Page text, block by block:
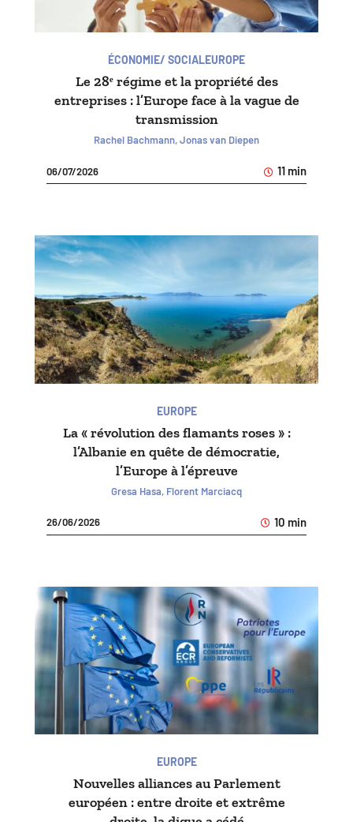
ÉCONOMIE/ SOCIALEUROPE
Le 28ᵉ régime et la propriété des
entreprises : l’Europe face à la vague de
transmission
Rachel Bachmann, Jonas van Diepen
06/07/2026 11 min
EUROPE
La « révolution des flamants roses » :
l’Albanie en quête de démocratie,
l’Europe à l’épreuve
Gresa Hasa, Florent Marciacq
26/06/2026 10 min
EUROPE
Nouvelles alliances au Parlement
européen : entre droite et extrême